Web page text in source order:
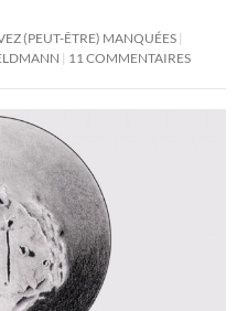
(PEUT-ÊTRE) MANQUÉES
11 COMMENTAIRES